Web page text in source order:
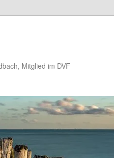
Mitglied im DVF